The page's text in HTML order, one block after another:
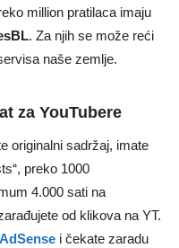
million pratilaca imaju
. Za njih se može reći
naše zemlje.
za YouTubere
originalni sadržaj, imate
preko 1000
4.000 sati na
od klikova na YT.
AdSense i čekate zaradu